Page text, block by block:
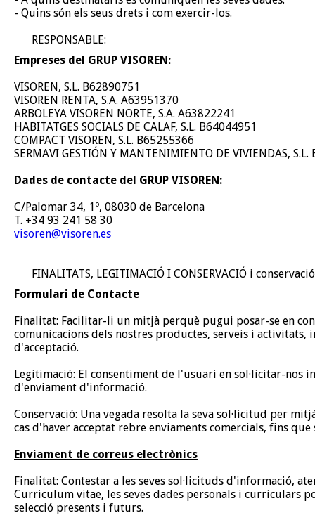
- Quins són els seus drets i com exercir-los.
RESPONSABLE:
Empreses del GRUP VISOREN:
VISOREN, S.L. B62890751
VISOREN RENTA, S.A. A63951370
ARBOLEYA VISOREN NORTE, S.A. A63822241
HABITATGES SOCIALS DE CALAF, S.L. B64044951
COMPACT VISOREN, S.L. B65255366
SERMAVI GESTIÓN Y MANTENIMIENTO DE VIVIENDAS,
Dades de contacte del GRUP VISOREN:
C/Palomar 34, 1º, 08030 de Barcelona
T. +34 93 241 58 30
visoren@visoren.es
FINALITATS, LEGITIMACIÓ I CONSERVACIÓ i
Formulari de Contacte
Finalitat: Facilitar-li un mitjà perquè pugui posar-se en
comunicacions dels nostres productes, serveis i activitats,
d'acceptació.
Legitimació: El consentiment de l'usuari en sol·licitar-nos
d'enviament d'informació.
Conservació: Una vegada resolta la seva sol·licitud per
cas d'haver acceptat rebre enviaments comercials, fins
Enviament de correus electrònics
Finalitat: Contestar a les seves sol·licituds d'informació,
Curriculum vitae, les seves dades personals i curriculars
selecció presents i futurs.